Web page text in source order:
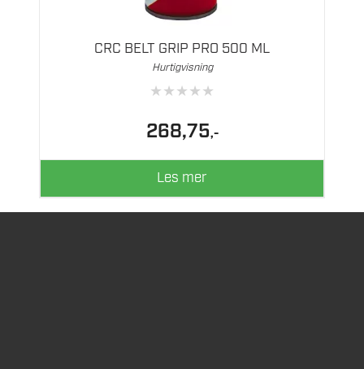
CRC BELT GRIP PRO 500 ML
Hurtigvisning
★★★★★
268,75,-
Les mer